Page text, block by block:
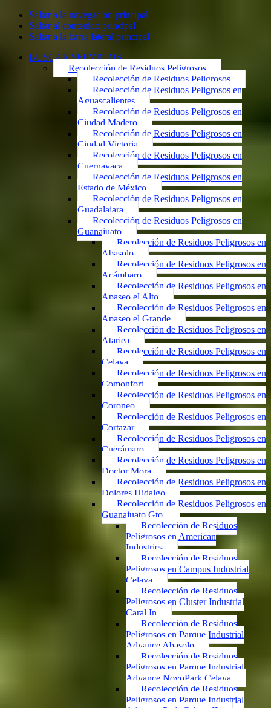
Saltar a la navegación principal
Saltar al contenido principal
Saltar a la barra lateral principal
BUSCAR SERVICIOS
Recolección de Residuos Peligrosos
Recolección de Residuos Peligrosos
Recolección de Residuos Peligrosos en
Aguascalientes
Recolección de Residuos Peligrosos en
Ciudad Madero
Recolección de Residuos Peligrosos en
Ciudad Victoria
Recolección de Residuos Peligrosos en
Cuernavaca
Recolección de Residuos Peligrosos en
Estado de México
Recolección de Residuos Peligrosos en
Guadalajara
Recolección de Residuos Peligrosos en
Guanajuato
Recolección de Residuos Peligrosos en
Abasolo
Recolección de Residuos Peligrosos en
Acámbaro
Recolección de Residuos Peligrosos en
Apaseo el Alto
Recolección de Residuos Peligrosos en
Apaseo el Grande
Recolección de Residuos Peligrosos en
Atarjea
Recolección de Residuos Peligrosos en
Celaya
Recolección de Residuos Peligrosos en
Comonfort
Recolección de Residuos Peligrosos en
Coroneo
Recolección de Residuos Peligrosos en
Cortazar
Recolección de Residuos Peligrosos en
Cuerámaro
Recolección de Residuos Peligrosos en
Doctor Mora
Recolección de Residuos Peligrosos en
Dolores Hidalgo
Recolección de Residuos Peligrosos en
Guanajuato Gto.
Recolección de Residuos
Peligrosos en American
Industries
Recolección de Residuos
Peligrosos en Campus Industrial
Celaya
Recolección de Residuos
Peligrosos en Cluster Industrial
Caral In
Recolección de Residuos
Peligrosos en Parque Industrial
Advance Abasolo
Recolección de Residuos
Peligrosos en Parque Industrial
Advance NovoPark Celaya
Recolección de Residuos
Peligrosos en Parque Industrial